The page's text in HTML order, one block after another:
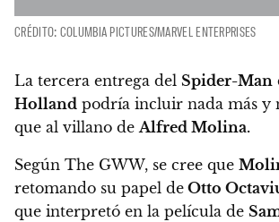
CRÉDITO: COLUMBIA PICTURES/MARVEL ENTERPRISES
La tercera entrega del Spider-Man
Holland podría incluir nada más y
que al villano deAlfred Molina.
Según The GWW, se cree que
retomando su papel de Otto
que interpretó en la película de